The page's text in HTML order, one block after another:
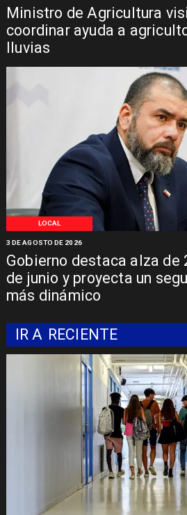
Ministro de Agricultura
coordinar ayuda a
lluvias
LOCAL
Gobierno destaca alza de
de junio y proyecta un
más dinámico
3 DE AGOSTO DE 2026
IR A RECIENTE